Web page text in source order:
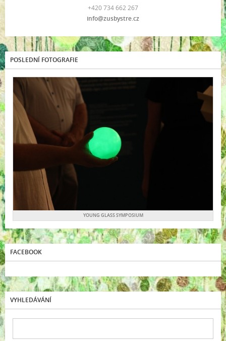
+420 734 662 267
info@zusbystre.cz
POSLEDNÍ FOTOGRAFIE
YOUNG GLASS SYMPOSIUM
FACEBOOK
VYHLEDÁVÁNÍ